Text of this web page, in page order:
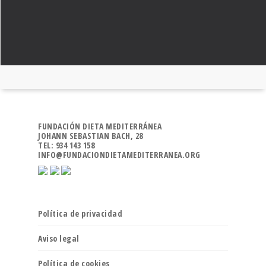
FUNDACIÓN DIETA MEDITERRÁNEA
JOHANN SEBASTIAN BACH, 28
TEL: 934 143 158
INFO@FUNDACIONDIETAMEDITERRANEA.ORG
Política de privacidad
Aviso legal
Política de cookies